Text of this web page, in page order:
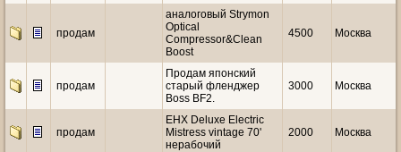
продам
аналоговый Strymon
Optical
Compressor&Clean
Boost
4500 Москва
продам
Продам японский
старый фленджер
Boss ВF2.
3000 Москва
продам
EHX Deluxe Electric
Mistress vintage 70'
нерабочий
2000 Москва